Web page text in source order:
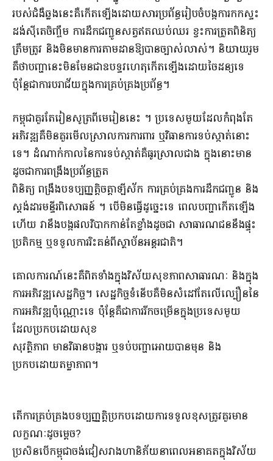
របស់ជំងឺឆ្លងនេះគឺកើតឡើងដោយសារប្រព័ន្ធរៀបចំបង្កការកកស្ទះ
ដង់ស៊ីតេចិញ្ចឹម ការដឹកជញ្ជូនសត្វឥតឈប់ឈរ ខ្វះការត្រួតពិនិត្យ
ត្រឹមត្រូវ និងមិនមានការតាមដានឱ្យបានច្បាស់លាស់។ និយាយរួម
គឺថាបញ្ហានេះមិនមែនជាឧបទ្ទវហេតុកើតឡើងដោយចៃដន្យទេ
ប៉ុន្តែជាការបរាជ័យក្នុងការគ្រប់គ្រងប្រព័ន្ធ។
កម្ពុជាគួរតែរៀនសូត្រពីមេរៀននេះ ។ ប្រទេសមួយដែលកំពុងតែ
អភិវឌ្ឍគឺមិនគួរមើលស្រាលការការពារ ឬវិធានការទប់ស្កាត់នោះ
ទេ។ ដំណាក់កាលនៃការទប់ស្កាត់គឺធូរស្រាលជាង ក្នុងនោះមាន
ដូចជាការពង្រឹងប្រព័ន្ធត្រួត
ពិនិត្យ ពង្រឹងបទប្បញ្ញត្តិចត្តាឡីស័ក ការគ្រប់គ្រងការដឹកជញ្ជូន និង
ស្តង់ដារមន្ទីរពិសោធន៍ ។ បើមិនធ្វើដូច្នេះទេ ពេលបញ្ហាកើតឡើង
ហើយ វានឹងបង្កផលវិបាកកាន់តែខ្លាំងដូចជា សាធារណជននឹងផ្ទុះ
ប្រតិកម្ម ឬទទួលការរិះគន់ពីស្ថាប័នអន្តរជាតិ។
គោលការណ៍នេះគឺពិតទាំងក្នុងវិស័យសុខភាពសាធារណៈ និងក្នុង
ការអភិវឌ្ឍសេដ្ឋកិច្ច។ សេដ្ឋកិច្ចទំនើបគឺមិនសំដៅតែលើល្បឿននៃ
ការអភិវឌ្ឍប៉ុណ្ណោះទេ ប៉ុន្តែគឺជាការរីកចម្រើនក្នុងប្រទេសមួយ
ដែលប្រកបដោយសុខ
សុវត្ថិភាព មានវិធានបង្ការ ឬទប់បញ្ហាអោយបានមុន និង
ប្រកបដោយតម្លាភាព។
តើការគ្រប់គ្រងបទប្បញ្ញត្តិប្រកបដោយការទទួលខុសត្រូវគួរមាន
លក្ខណៈដូចម្តេច?
ប្រសិនបើកម្ពុជាចង់ជៀសវាងហានិភ័យនាពេលអនាគតក្នុងវិស័យ